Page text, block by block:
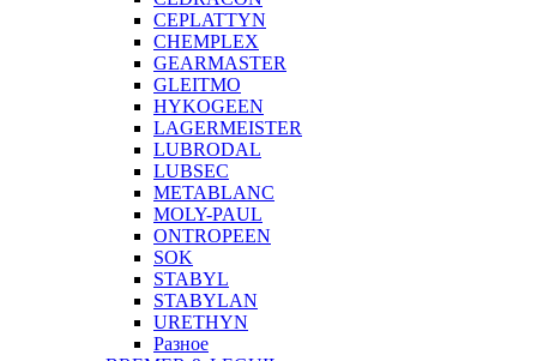
CEPLATTYN
CHEMPLEX
GEARMASTER
GLEITMO
HYKOGEEN
LAGERMEISTER
LUBRODAL
LUBSEC
METABLANC
MOLY-PAUL
ONTROPEEN
SOK
STABYL
STABYLAN
URETHYN
Разное